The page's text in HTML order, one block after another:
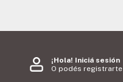
¡Hola! Iniciá sesión
O podés registrarte